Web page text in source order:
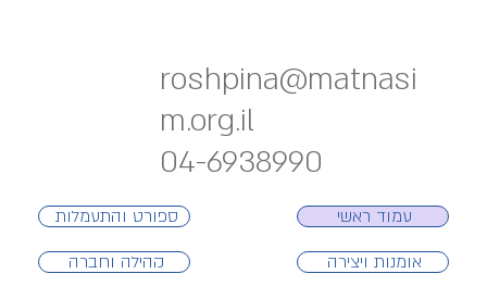
roshpina@matnasi
m.org.il
04-6938990
ספורט והתעמלות
קהילה וחברה
עמוד ראשי
אומנות ויצירה